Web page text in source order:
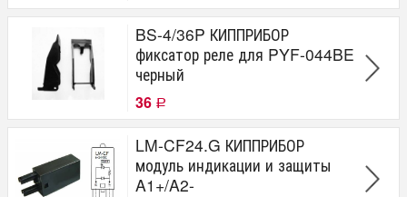
BS-4/36P КИППРИБОР
фиксатор реле для PYF-044BE
черный
36 Р
LM-CF24.G КИППРИБОР
модуль индикации и защиты
A1+/A2-